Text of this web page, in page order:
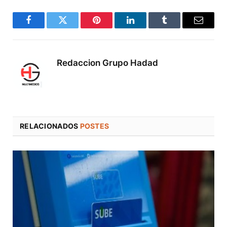
FacebookTwitter Pinterest LinkedInTumblr
Correo
Redaccion Grupo Hadad
RELACIONADOS POSTES